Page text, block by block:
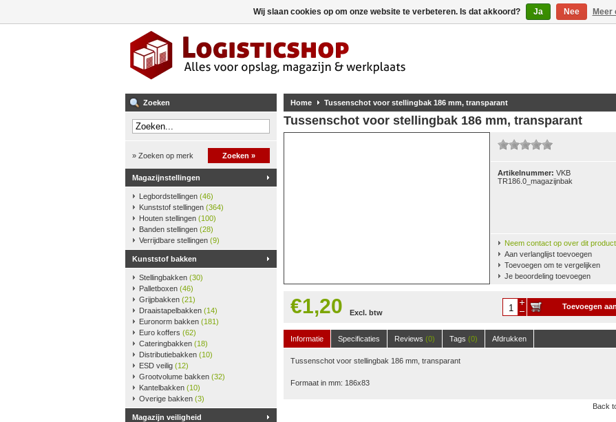
Zoeken
» Zoeken op merk Zoeken »
Magazijnstellingen
Legbordstellingen (46)
Kunststof stellingen (364)
Houten stellingen (100)
Banden stellingen (28)
Verrijdbare stellingen (9)
Kunststof bakken
Stellingbakken (30)
Palletboxen (46)
Grijpbakken (21)
Draaistapelbakken (14)
Euronorm bakken (181)
Euro koffers (62)
Cateringbakken (18)
Distributiebakken (10)
ESD veilig (12)
Grootvolume bakken (32)
Kantelbakken (10)
Overige bakken (3)
Magazijn veiligheid
Home Tussenschot voor stellingbak 186 mm, transparant
Tussenschot voor stellingbak 186 mm, transparant
Artikelnummer: VKB
TR186.0_magazijnbak
Neem contact op over dit product
Aan verlanglijst toevoegen
Toevoegen om te vergelijken
Je beoordeling toevoegen
€1,20 Excl. btw
Toevoegen aan
Informatie
Specificaties Reviews (0) Tags (0) Afdrukken
Tussenschot voor stellingbak 186 mm, transparant
Formaat in mm: 186x83
Back
Wij slaan cookies op om onze website te verbeteren. Is dat akkoord? Ja Nee Meer